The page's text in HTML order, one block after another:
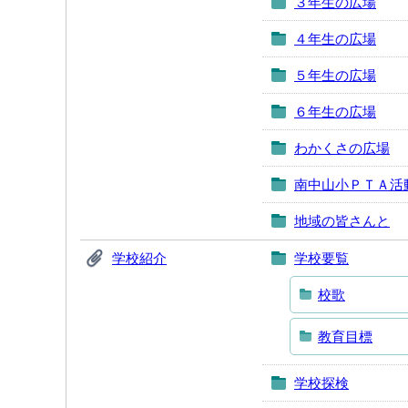
４年生の広場
５年生の広場
６年生の広場
わかくさの広場
南中山小ＰＴＡ活
地域の皆さんと
学校紹介 学校要覧
校歌
教育目標
学校探検